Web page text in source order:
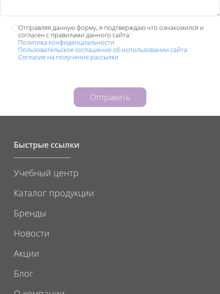
Отправляя данную форму, я подтверждаю что ознакомился и
согласен с правилами данного сайта:
Политика конфиденциальности
Пользовательское соглашение об использовании сайта
Согласие на получение рассылки
Отправить
Быстрые ссылки
Учебный центр
Каталог продукции
Бренды
Новости
Акции
Блог